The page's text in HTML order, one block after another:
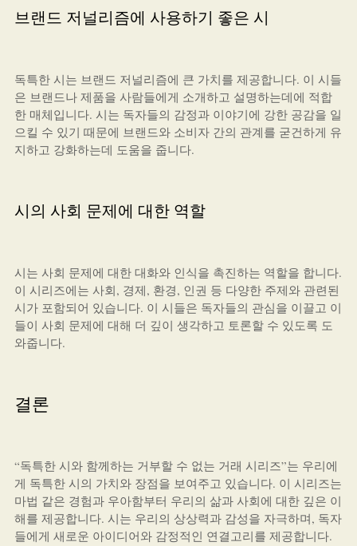
브랜드 저널리즘에 사용하기 좋은 시
독특한 시는 브랜드 저널리즘에 큰 가치를 제공합니다. 이 시들
은 브랜드나 제품을 사람들에게 소개하고 설명하는데에 적합
한 매체입니다. 시는 독자들의 감정과 이야기에 강한 공감을 일
으킬 수 있기 때문에 브랜드와 소비자 간의 관계를 굳건하게 유
지하고 강화하는데 도움을 줍니다.
시의 사회 문제에 대한 역할
시는 사회 문제에 대한 대화와 인식을 촉진하는 역할을 합니다.
이 시리즈에는 사회, 경제, 환경, 인권 등 다양한 주제와 관련된
시가 포함되어 있습니다. 이 시들은 독자들의 관심을 이끌고 이
들이 사회 문제에 대해 더 깊이 생각하고 토론할 수 있도록 도
와줍니다.
결론
“독특한 시와 함께하는 거부할 수 없는 거래 시리즈”는 우리에
게 독특한 시의 가치와 장점을 보여주고 있습니다. 이 시리즈는
마법 같은 경험과 우아함부터 우리의 삶과 사회에 대한 깊은 이
해를 제공합니다. 시는 우리의 상상력과 감성을 자극하며, 독자
들에게 새로운 아이디어와 감정적인 연결고리를 제공합니다.